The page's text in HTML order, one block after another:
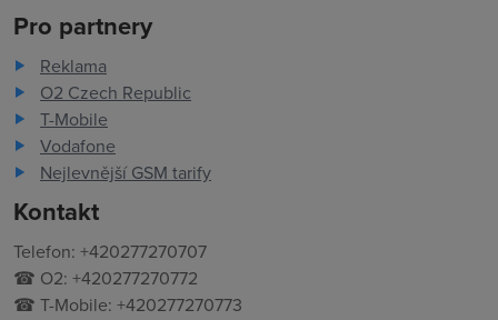
Pro partnery
Reklama
O2 Czech Republic
T-Mobile
Vodafone
Nejlevnější GSM tarify
Kontakt
Telefon: +420277270707
☎ O2: +420277270772
☎ T-Mobile: +420277270773